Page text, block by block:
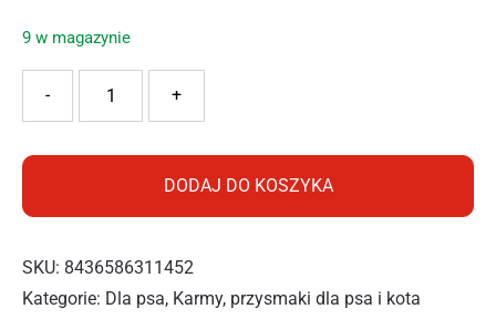
9 w magazynie
+
-
DODAJ DO KOSZYKA
SKU: 8436586311452
Kategorie: Dla psa, Karmy, przysmaki dla psa i kota